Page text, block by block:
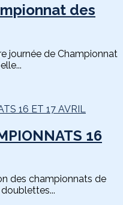
des
journée de Championnat
16
des championnats de